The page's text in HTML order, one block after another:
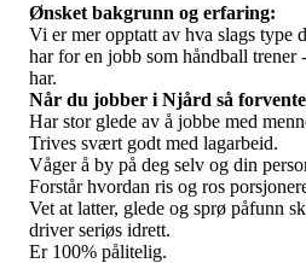
Ønsket bakgrunn og erfaring:
Vi er mer opptatt av hva slags type
har for en jobb som håndball trener
har.
Når du jobber i Njård så
Har stor glede av å jobbe med
Trives svært godt med lagarbeid.
Våger å by på deg selv og din
Forstår hvordan ris og ros
Vet at latter, glede og sprø påfunn
driver seriøs idrett.
Er 100% pålitelig.